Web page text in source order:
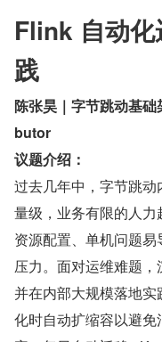
Flink 自动化
践
陈张昊｜字节跳动基
butor
议题介绍：
过去几年中，字节跳
量级，业务有限的人
资源配置、单机问题
压力。面对运维难题，
并在内部大规模落地
化时自动扩缩容以避